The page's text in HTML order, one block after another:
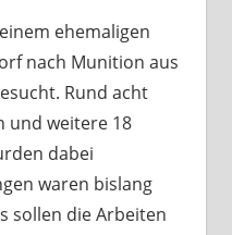
ehemaligen
nach Munition aus
Rund acht
und weitere 18
dabei
waren bislang
sollen die Arbeiten